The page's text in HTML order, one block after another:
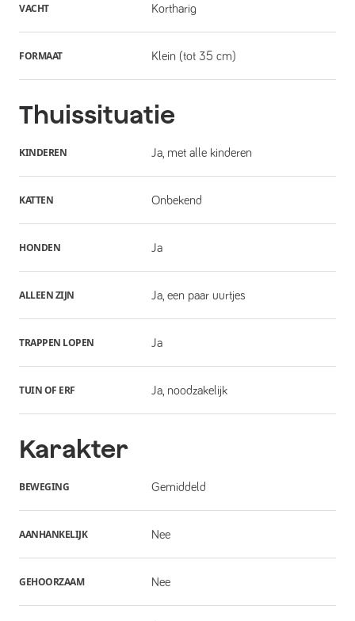
VACHT Kortharig
FORMAAT Klein (tot 35 cm)
Thuissituatie
KINDEREN Ja, met alle kinderen
KATTEN Onbekend
HONDEN Ja
ALLEEN ZIJN Ja, een paar uurtjes
TRAPPEN LOPEN Ja
TUIN OF ERF Ja, noodzakelijk
Karakter
BEWEGING Gemiddeld
AANHANKELIJK Nee
GEHOORZAAM Nee